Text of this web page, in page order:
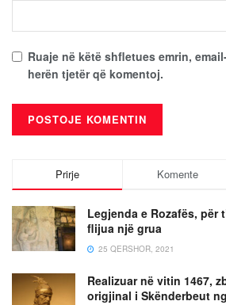
Ruaje në këtë shfletues emrin,
herën tjetër që komentoj.
Prirje Komente
Legjenda e Rozafës, për
flijua një grua
25 QERSHOR, 2021
Realizuar në vitin 1467,
origjinal i Skënderbeut